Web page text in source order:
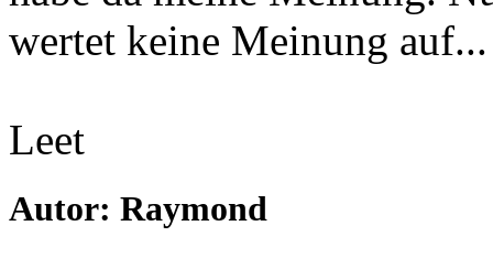
wertet keine Meinung
Leet
Autor: Raymond